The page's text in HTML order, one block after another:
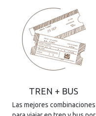
TREN + BUS
Las mejores combinaciones